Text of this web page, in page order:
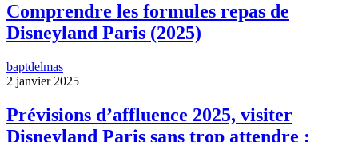
Comprendre les formules repas de
Disneyland Paris (2025)
baptdelmas
2 janvier 2025
Prévisions d’affluence 2025, visiter
Disneyland Paris sans trop attendre :